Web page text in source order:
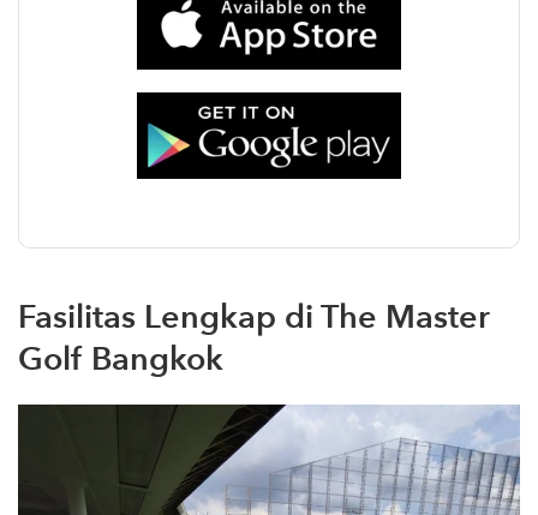
Fasilitas Lengkap di The Master
Golf Bangkok